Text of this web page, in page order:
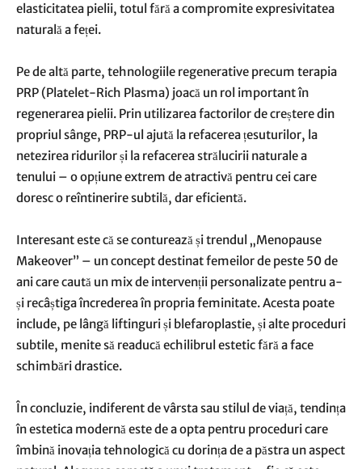
elasticitatea pielii, totul fără a compromite expresivitatea
naturală a feței.
Pe de altă parte, tehnologiile regenerative precum terapia
PRP (Platelet-Rich Plasma) joacă un rol important în
regenerarea pielii. Prin utilizarea factorilor de creștere din
propriul sânge, PRP-ul ajută la refacerea țesuturilor, la
netezirea ridurilor și la refacerea strălucirii naturale a
tenului – o opțiune extrem de atractivă pentru cei care
doresc o reîntinerire subtilă, dar eficientă.
Interesant este că se conturează și trendul „Menopause
Makeover” – un concept destinat femeilor de peste 50 de
ani care caută un mix de intervenții personalizate pentru a-
și recâștiga încrederea în propria feminitate. Acesta poate
include, pe lângă liftinguri și blefaroplastie, și alte proceduri
subtile, menite să readucă echilibrul estetic fără a face
schimbări drastice.
În concluzie, indiferent de vârsta sau stilul de viață, tendința
în estetica modernă este de a opta pentru proceduri care
îmbină inovația tehnologică cu dorința de a păstra un aspect